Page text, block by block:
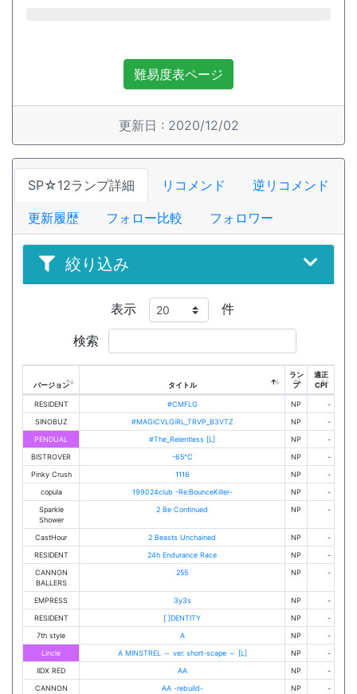
難易度表ページ
更新日 : 2020/12/02
SP☆12ランプ詳細 リコメンド 逆リコメンド
更新履歴 フォロー比較 フォロワー
絞り込み
表示 件
検索
バージョン タイトル
ラン
プ
適正
CPI
RESIDENT #CMFLG NP
-
SINOBUZ
#MAGiCVLGiRL_TRVP_B3VTZ NP
-
PENDUAL
#The_Relentless [L] NP
-
BISTROVER
-65℃ NP
-
Pinky Crush
1116 NP
-
copula
199024club -Re:BounceKiller- NP
-
Sparkle
Shower
2 Be Continued NP -
CastHour 2 Beasts Unchained NP
-
RESIDENT
24h Endurance Race NP
-
CANNON
BALLERS
255 NP -
EMPRESS 3y3s NP
-
RESIDENT
[ ]DENTITY NP
-
7th style
A NP
-
Lincle
A MINSTREL ～ ver. short-scape ～ [L] NP
-
IIDX RED
AA NP
-
CANNON
AA -rebuild- NP -